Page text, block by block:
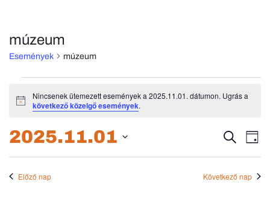
múzeum
Események múzeum
Események
for
2025.11.01.
Notice
Nincsenek ütemezett események a 2025.11.01. dátumon. Ugrás a
következő közelgő események.
és
Keresett
kifejezés
Nap
2025.11.01
Előző nap
Következő nap